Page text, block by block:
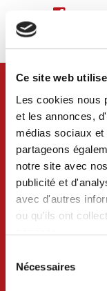
Ce site web
Les cookies nous
et les annonces,
médias sociaux
partageons
notre site avec
publicité et
avec d'autres
ou qu'ils ont
consentement
Nécessaires